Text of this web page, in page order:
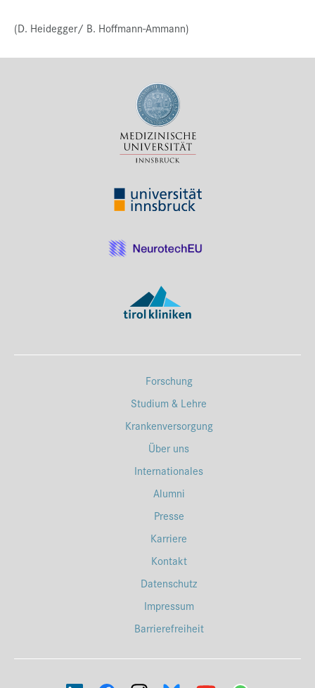
(D. Heidegger/ B. Hoffmann-Ammann)
Forschung
Studium & Lehre
Krankenversorgung
Über uns
Internationales
Alumni
Presse
Karriere
Kontakt
Datenschutz
Impressum
Barrierefreiheit